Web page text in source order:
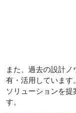
また、過去の設計
有・活用しています
ソリューションを
す。